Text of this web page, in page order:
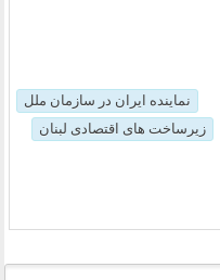
نماینده ایران در سازمان ملل
زیرساخت های اقتصادی لبنان